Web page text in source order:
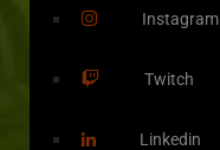
Instagram
Twitch
Linkedin